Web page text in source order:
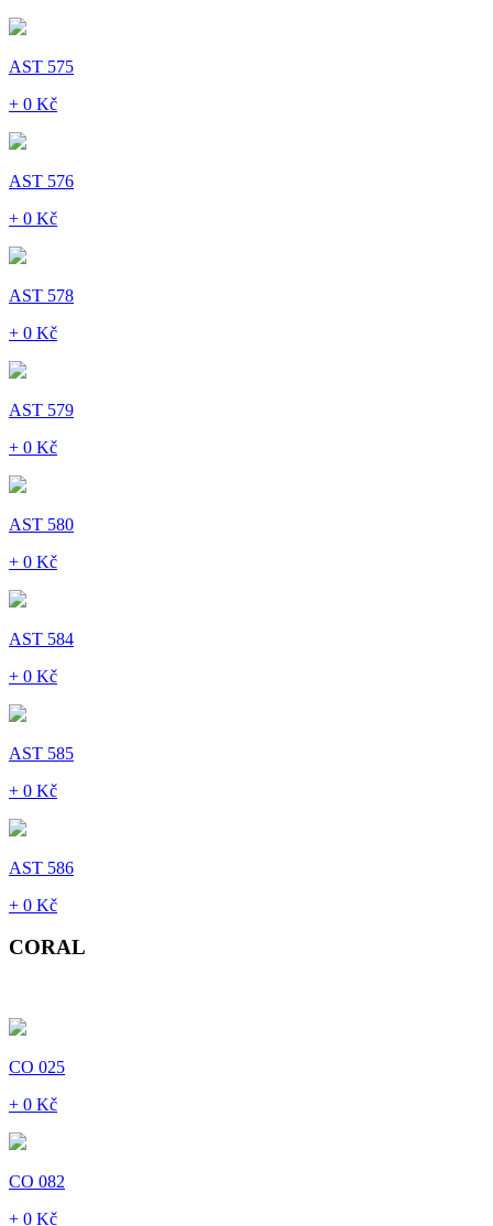
AST 575
+ 0 Kč
AST 576
+ 0 Kč
AST 578
+ 0 Kč
AST 579
+ 0 Kč
AST 580
+ 0 Kč
AST 584
+ 0 Kč
AST 585
+ 0 Kč
AST 586
+ 0 Kč
CORAL
CO 025
+ 0 Kč
CO 082
+ 0 Kč